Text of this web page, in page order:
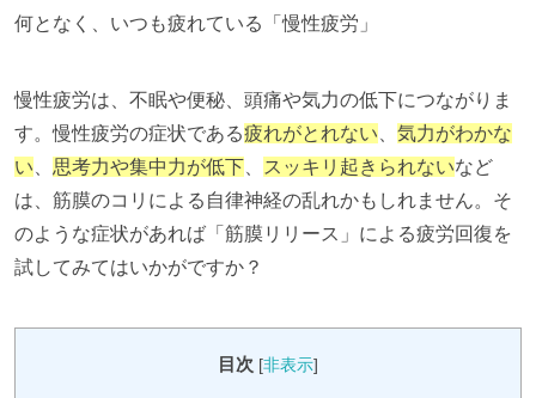
何となく、いつも疲れている「慢性疲労」
慢性疲労は、不眠や便秘、頭痛や気力の低下につながりま
す。慢性疲労の症状である疲れがとれない
気力がわかな
い
思考力や集中力が低下 スッキリ起きられないなど
は、筋膜のコリによる自律神経の乱れかもしれません。そ
のような症状があれば「筋膜リリース」による疲労回復を
試してみてはいかがですか？
目次 [非表示]